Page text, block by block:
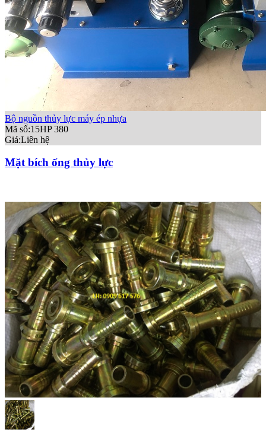
Bộ nguồn thủy lực máy ép nhựa
Mã số:15HP 380
Giá:Liên hệ
Mặt bích ống thủy lực